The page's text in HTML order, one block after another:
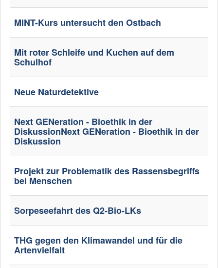
MINT-Kurs untersucht den Ostbach
Mit roter Schleife und Kuchen auf dem
Schulhof
Neue Naturdetektive
Next GENeration - Bioethik in der
DiskussionNext GENeration - Bioethik in der
Diskussion
Projekt zur Problematik des Rassensbegriffs
bei Menschen
Sorpeseefahrt des Q2-Bio-LKs
THG gegen den Klimawandel und für die
Artenvielfalt